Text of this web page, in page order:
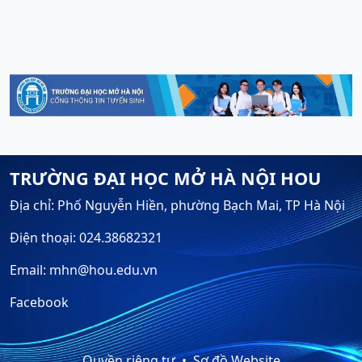
TRƯỜNG ĐẠI HỌC MỞ HÀ NỘI HOU
Địa chỉ: Phố Nguyễn Hiền, phường Bạch Mai, TP Hà Nội
Điện thoại: 024.38682321
Email: mhn@hou.edu.vn
Facebook